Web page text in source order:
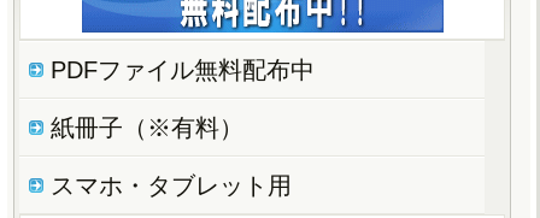
PDFファイル無料配布中
紙冊子（※有料）
スマホ・タブレット用